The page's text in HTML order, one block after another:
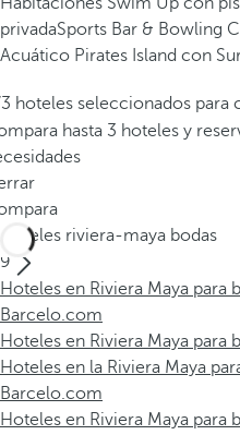
privadaSports Bar & Bowling
Acuático Pirates Island con
hoteles seleccionados para
hasta 3 hoteles y
Hoteles riviera-maya bodas
9
Hoteles en Riviera Maya para
Barcelo.com
Hoteles en Riviera Maya
Hoteles en la Riviera Maya
Barcelo.com
Hoteles en Riviera Maya para